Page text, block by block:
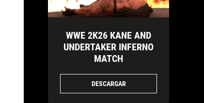
WWE 2K26 KANE AND
UNDERTAKER INFERNO
MATCH
DESCARGAR